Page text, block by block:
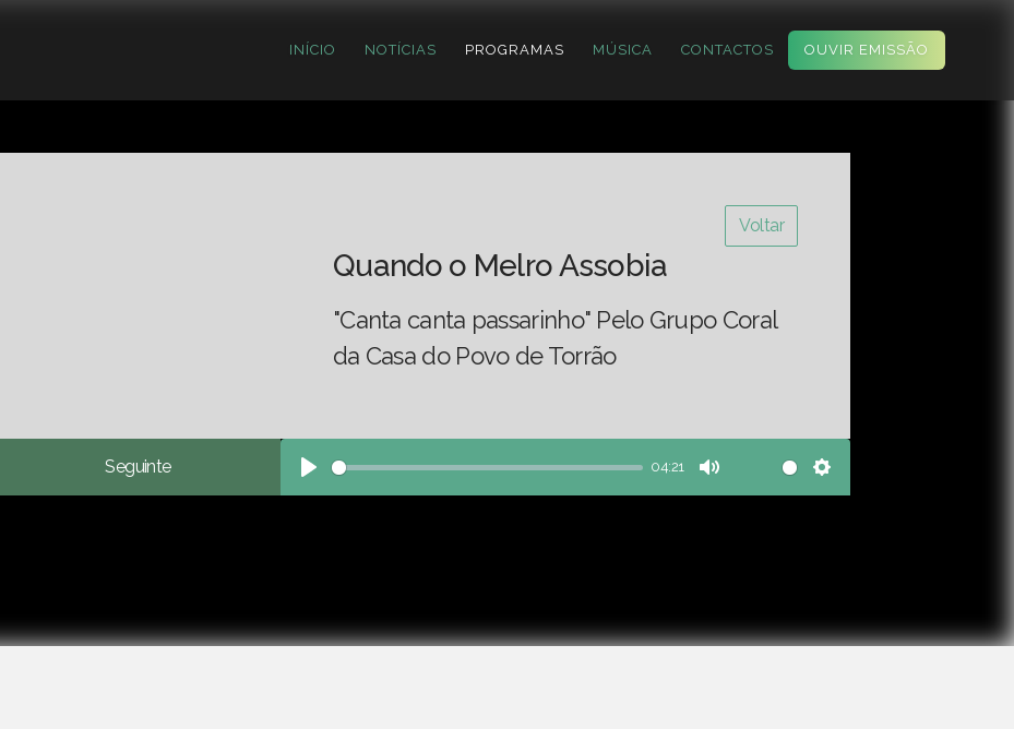
INÍCIO NOTÍCIAS PROGRAMAS MÚSICA CONTACTOS OUVIR EMISSÃO
Voltar
Quando o Melro Assobia
"Canta canta passarinho" Pelo Grupo Coral
da Casa do Povo de Torrão
Seguinte
Play
04:21
Mute Settings